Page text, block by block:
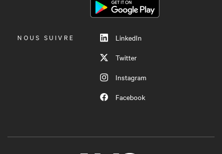
NOUS SUIVRE
LinkedIn
Twitter
Instagram
Facebook